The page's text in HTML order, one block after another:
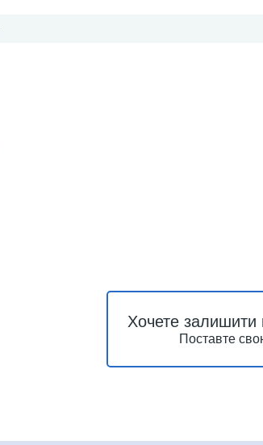
Хочете залишити
Поставте